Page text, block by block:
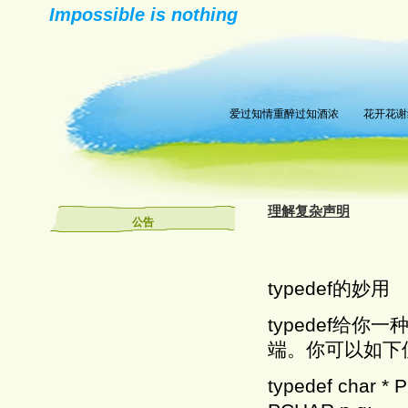
Impossible is nothing
爱过知情重醉过知酒浓 花开花谢
公告
理解复杂声明
typedef的妙用
typedef给你一
端。你可以如
typedef char *